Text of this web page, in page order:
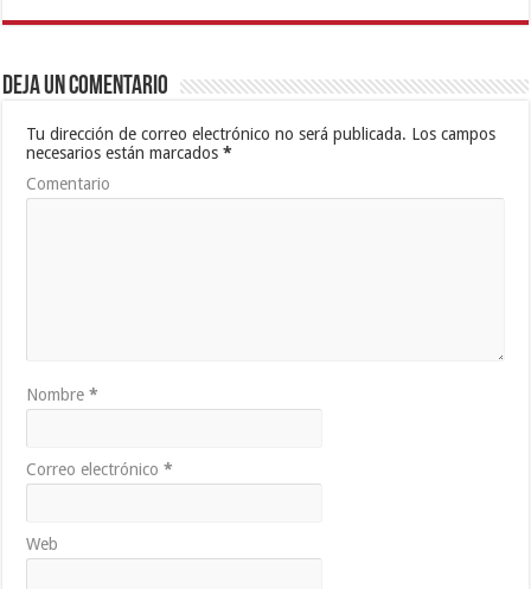
Deja un comentario
Tu dirección de correo electrónico no será publicada. Los campos
necesarios están marcados*
Comentario
Nombre*
Correo electrónico*
Web